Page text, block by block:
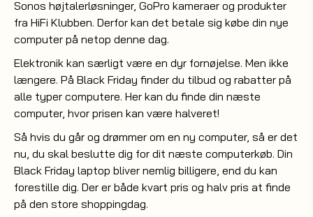
Sonos højtalerløsninger, GoPro kameraer og produkter
fra HiFi Klubben. Derfor kan det betale sig købe din nye
computer på netop denne dag.
Elektronik kan særligt være en dyr fornøjelse. Men ikke
længere. På Black Friday finder du tilbud og rabatter på
alle typer computere. Her kan du finde din næste
computer, hvor prisen kan være halveret!
Så hvis du går og drømmer om en ny computer, så er det
nu, du skal beslutte dig for dit næste computerkøb. Din
Black Friday laptop bliver nemlig billigere, end du kan
forestille dig. Der er både kvart pris og halv pris at finde
på den store shoppingdag.